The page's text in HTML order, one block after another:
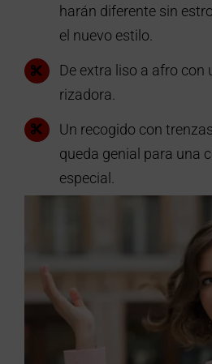
harán diferente sin
el nuevo estilo.
De extra liso a afro con
rizadora.
Un recogido con
queda genial para una
especial.